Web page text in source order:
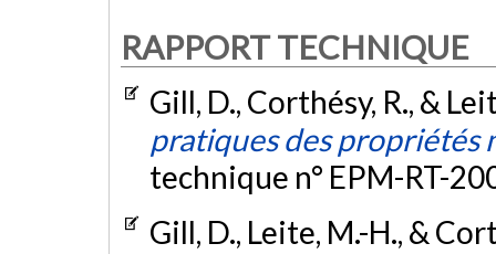
RAPPORT TECHNIQUE
Gill, D., Corthésy, R., &
pratiques des propriétés
technique n° EPM-RT-
Gill, D., Leite, M.-H., &